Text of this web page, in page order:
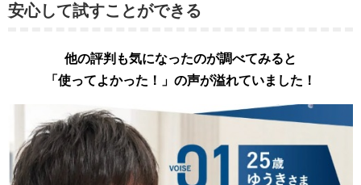
安心して試すことができる
他の評判も気になったのが調べてみると
「使ってよかった！」の声が溢れていました！